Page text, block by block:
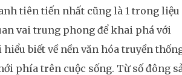
tiên tiến nhất cũng là 1 trong liệu
vai trung phong để khai phá với
biết về nền văn hóa truyền
phía trên cuộc sống. Từ số đông